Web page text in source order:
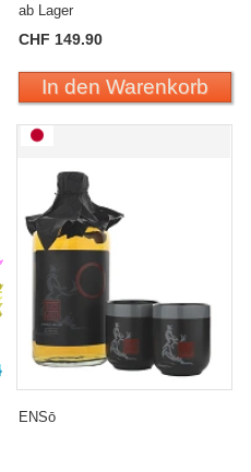
ab Lager
CHF 149.90
In den Warenkorb
ENSō